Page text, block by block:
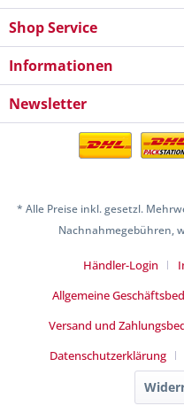
Shop Service
Informationen
Newsletter
* Alle Preise inkl. gesetzl.
Nachnahmegebühren,
Händler-Login
Allgemeine
Versand und
Datenschutzerklärung